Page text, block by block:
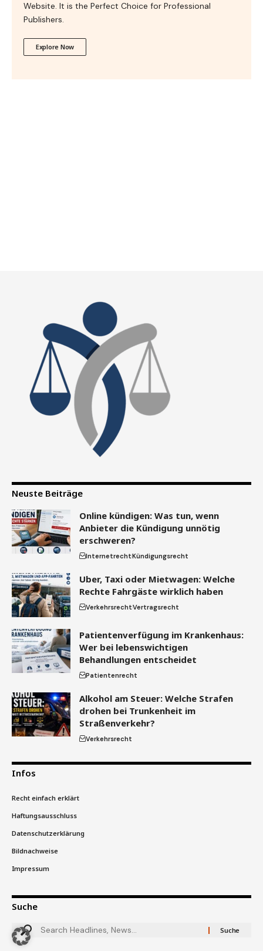
Website. It is the Perfect Choice for Professional
Publishers.
Explore Now
Neuste Beiträge
Online kündigen: Was tun, wenn
Anbieter die Kündigung unnötig
erschweren?
InternetrechtKündigungsrecht
Uber, Taxi oder Mietwagen: Welche
Rechte Fahrgäste wirklich haben
VerkehrsrechtVertragsrecht
Patientenverfügung im Krankenhaus:
Wer bei lebenswichtigen
Behandlungen entscheidet
Patientenrecht
Alkohol am Steuer: Welche Strafen
drohen bei Trunkenheit im
Straßenverkehr?
Verkehrsrecht
Infos
Recht einfach erklärt
Haftungsausschluss
Datenschutzerklärung
Bildnachweise
Impressum
Suche